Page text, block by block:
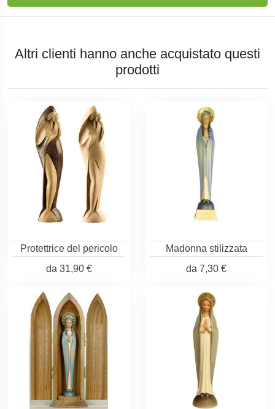
Altri clienti hanno anche acquistato questi
prodotti
Protettrice del pericolo
da 31,90 €
Madonna stilizzata
da 7,30 €